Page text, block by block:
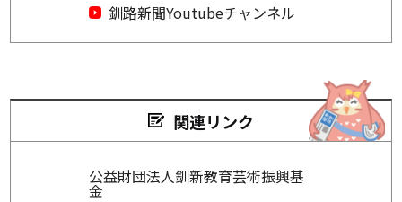
釧路新聞Youtubeチャンネル
関連リンク
公益財団法人釧新教育芸術振興基
金